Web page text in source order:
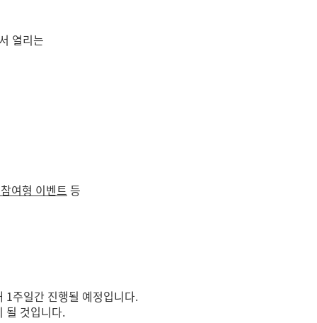
열리는
여형 이벤트 등
1주일간 진행될 예정입니다.
될 것입니다.